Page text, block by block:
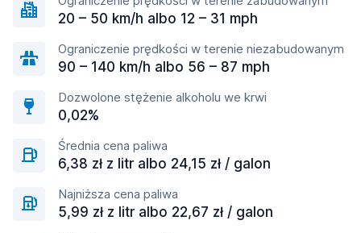
20 – 50 km/h albo 12 – 31 mph
Ograniczenie prędkości w terenie niezabudowanym
90 – 140 km/h albo 56 – 87 mph
Dozwolone stężenie alkoholu we krwi
0,02%
Średnia cena paliwa
6,38 zł z litr albo 24,15 zł / galon
Najniższa cena paliwa
5,99 zł z litr albo 22,67 zł / galon